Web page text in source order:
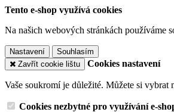
Tento e-shop využívá cookies
Na našich webových stránkách používáme
Nastavení
Souhlasím
Zavřít cookie lištu
Cookies nastavení
Vaše soukromí je důležité. Můžete si vybrat
Cookies nezbytné pro využívání e-